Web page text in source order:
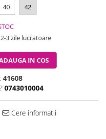
40 42
2-3 zile lucratoare
IN COS
41608
0743010004
Cere informatii